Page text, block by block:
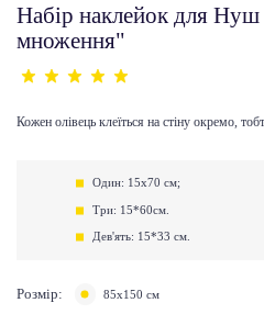
Набір наклейок для Нуш
множення"
Кожен олівець клеїться на стіну окремо,
Один: 15х70 см;
Три: 15*60см.
Дев'ять: 15*33 см.
Розмір: 85х150 см